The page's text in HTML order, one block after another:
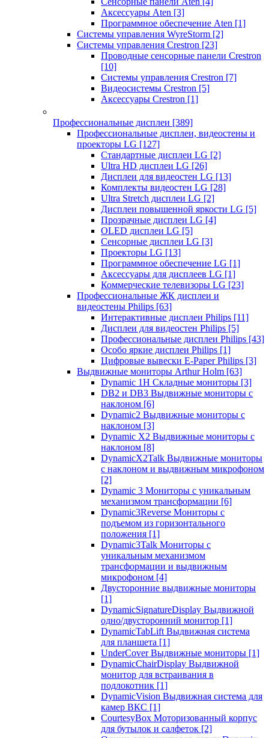
Аксессуары Aten [3]
Программное обеспечение Aten [1]
Системы управления WyreStorm [2]
Системы управления Crestron [23]
Проводные сенсорные панели Crestron
[10]
Системы управления Crestron [7]
Видеосистемы Crestron [5]
Аксессуары Crestron [1]
Профессиональные дисплеи [389]
Профессиональные дисплеи, видеостены и
проекторы LG [127]
Стандартные дисплеи LG [2]
Ultra HD дисплеи LG [26]
Дисплеи для видеостен LG [13]
Комплекты видеостен LG [28]
Ultra Stretch дисплеи LG [2]
Дисплеи повышенной яркости LG [5]
Прозрачные дисплеи LG [4]
OLED дисплеи LG [5]
Сенсорные дисплеи LG [3]
Проекторы LG [13]
Программное обеспечение LG [1]
Аксессуары для дисплеев LG [1]
Коммерческие телевизоры LG [23]
Профессиональные ЖК дисплеи и
видеостены Philips [63]
Интерактивные дисплеи Philips [11]
Дисплеи для видеостен Philips [5]
Профессиональные дисплеи Philips [43]
Особо яркие дисплеи Philips [1]
Цифровые вывески E-Paper Philips [3]
Выдвижные мониторы Arthur Holm [63]
Dynamic 1Н Складные мониторы [3]
DB2 и DB3 Выдвижные мониторы с
наклоном [6]
Dynamic2 Выдвижные мониторы с
наклоном [3]
Dynamic X2 Выдвижные мониторы с
наклоном [8]
DynamicX2Talk Выдвижные мониторы
с наклоном и выдвижным микрофоном
[2]
Dynamic 3 Мониторы с уникальным
механизмом трансформации [6]
Dynamic3Reverse Мониторы с
подъемом из горизонтального
положения [1]
Dynamic3Talk Мониторы с
уникальным механизмом
трансформации и выдвижным
микрофоном [4]
Двусторонние выдвижные мониторы
[1]
DynamicSignatureDisplay Выдвижной
одно/двусторонний монитор [1]
DynamicTabLift Выдвижная система
для планшета [1]
UnderCover Выдвижные мониторы [1]
DynamicChairDisplay Выдвижной
монитор для встраивания в
подлокотник [1]
DynamicVision Выдвижная система для
камер ВКС [1]
CourtesyBox Моторизованный корпус
для бутылок и салфеток [2]